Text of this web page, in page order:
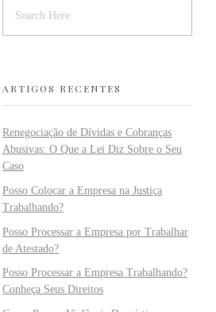
ARTIGOS RECENTES
Renegociação de Dívidas e Cobranças
Abusivas: O Que a Lei Diz Sobre o Seu
Caso
Posso Colocar a Empresa na Justiça
Trabalhando?
Posso Processar a Empresa por Trabalhar
de Atestado?
Posso Processar a Empresa Trabalhando?
Conheça Seus Direitos